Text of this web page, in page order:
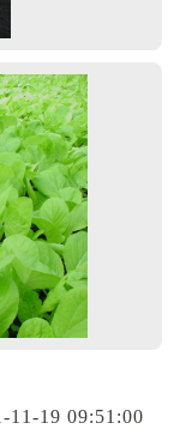
11-19 09:51:00